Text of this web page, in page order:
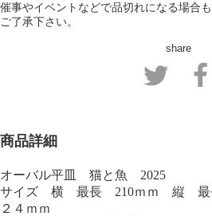
催事やイベントなどで品切れになる場合も
ご了承下さい。
share
商品詳細
オーバル平皿 猫と魚 2025
サイズ 横 最長 210ｍｍ 縦
２４ｍｍ